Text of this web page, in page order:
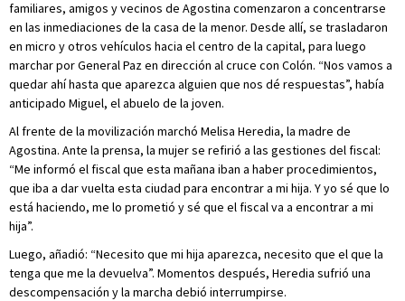
familiares, amigos y vecinos de Agostina comenzaron a concentrarse
en las inmediaciones de la casa de la menor. Desde allí, se trasladaron
en micro y otros vehículos hacia el centro de la capital, para luego
marchar por General Paz en dirección al cruce con Colón. “Nos vamos a
quedar ahí hasta que aparezca alguien que nos dé respuestas”, había
anticipado Miguel, el abuelo de la joven.
Al frente de la movilización marchó Melisa Heredia, la madre de
Agostina. Ante la prensa, la mujer se refirió a las gestiones del fiscal:
“Me informó el fiscal que esta mañana iban a haber procedimientos,
que iba a dar vuelta esta ciudad para encontrar a mi hija. Y yo sé que lo
está haciendo, me lo prometió y sé que el fiscal va a encontrar a mi
hija”.
Luego, añadió: “Necesito que mi hija aparezca, necesito que el que la
tenga que me la devuelva”. Momentos después, Heredia sufrió una
descompensación y la marcha debió interrumpirse.